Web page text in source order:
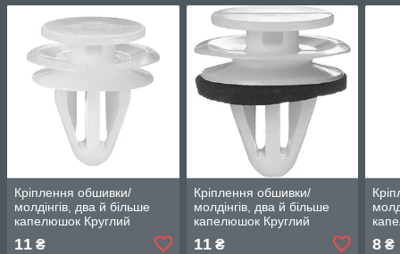
Кріплення обшивки/
молдінгів, два й більше
капелюшок Круглий
капелюшок — Infiniti Q60
11 ₴
Кріплення обшивки/
молдінгів, два й більше
капелюшок Круглий
капелюшок — Infiniti Q60
11₴ 8 ₴